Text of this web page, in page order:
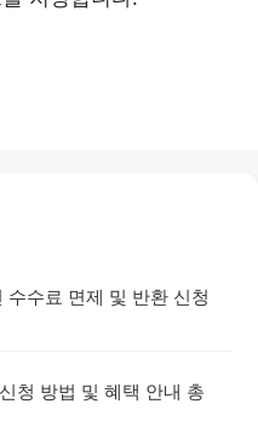
수료 면제 및 반환 신청
청 방법 및 혜택 안내 총